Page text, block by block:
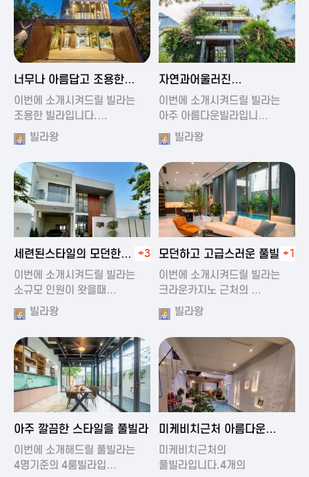
2024-11-19 01:47
너무나 아름답고 조용한
풀빌라
이번에 소개시켜드릴 빌라는
조용한 빌라입니다.…
빌라왕
2024-11-19 01:17
자연과어울러진
아름다운풀빌라
이번에 소개시켜드릴 빌라는
아주 아름다운빌라입니…
빌라왕
2024-11-19 01:22
세련된스타일의 모던한
풀빌라
+3
이번에 소개시켜드릴 빌라는
소규모 인원이 왓을때…
빌라왕
2024-11-20 00:20
모던하고 고급스러운 풀빌라+1
이번에 소개시켜드릴 빌라는
크라운카지노 근처의 …
빌라왕
2024-11-19 01:01
아주 깔끔한 스타일을 풀빌라
이번에 소개해드릴 풀빌라는
4명기준의 4룸빌라입…
2024-11-16 15:32
미케비치근처 아름다운
풀빌라
미케비치근처의
풀빌라입니다.4개의